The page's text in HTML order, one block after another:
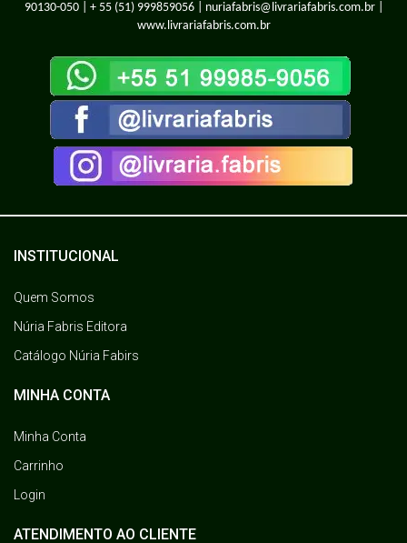
90130-050 | + 55 (51) 999859056| nuriafabris@livrariafabris.com.br |
www.livrariafabris.com.br
INSTITUCIONAL
Quem Somos
Núria Fabris Editora
Catálogo Núria Fabirs
MINHA CONTA
Minha Conta
Carrinho
Login
ATENDIMENTO AO CLIENTE